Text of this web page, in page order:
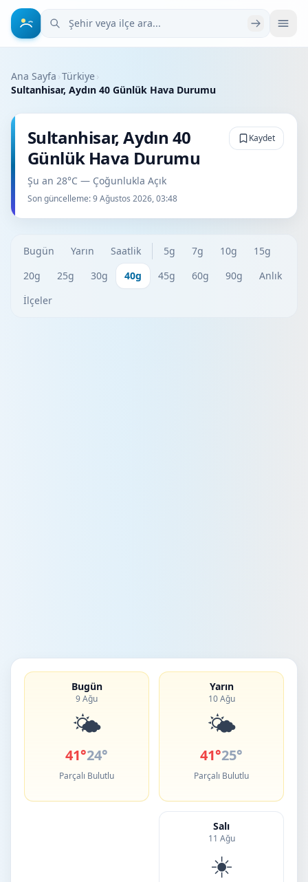
Şehir veya ilçe ara
Ana Sayfa ›Türkiye›
Sultanhisar, Aydın 40 Günlük Hava Durumu
Sultanhisar, Aydın 40
Günlük Hava Durumu
Şu an 28°C — Çoğunlukla Açık
Son güncelleme:9 Ağustos 2026, 03:48
Kaydet
Bugün Yarın Saatlik 5g 7g 10g
15g
20g
25g 30g 40g 45g 60g 90g
Anlık
İlçeler
Bugün
9 Ağu
🌤️
41°24°
Parçalı Bulutlu
Yarın
10 Ağu
🌤️
41°25°
Parçalı Bulutlu
Salı
11 Ağu
☀️